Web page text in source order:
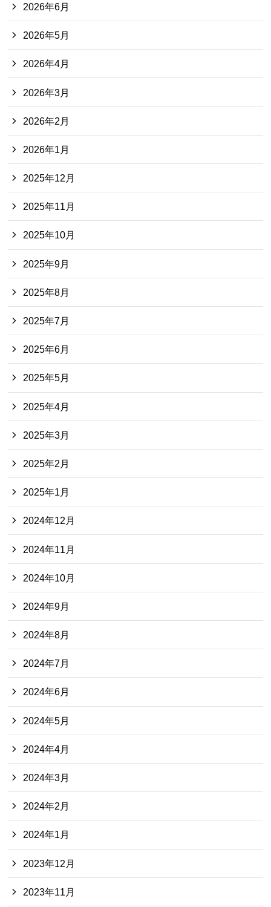
2026年6月
2026年5月
2026年4月
2026年3月
2026年2月
2026年1月
2025年12月
2025年11月
2025年10月
2025年9月
2025年8月
2025年7月
2025年6月
2025年5月
2025年4月
2025年3月
2025年2月
2025年1月
2024年12月
2024年11月
2024年10月
2024年9月
2024年8月
2024年7月
2024年6月
2024年5月
2024年4月
2024年3月
2024年2月
2024年1月
2023年12月
2023年11月